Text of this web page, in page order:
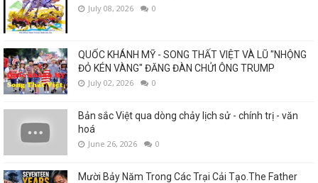
July 08, 2026 0
QUỐC KHÁNH MỸ - SONG THẤT VIỆT VÀ LŨ "NHỘNG
ĐỎ KÉN VÀNG" ĐĂNG ĐÀN CHỬI ÔNG TRUMP
July 02, 2026 0
Bản sắc Việt qua dòng chảy lịch sử - chính trị - văn
hoá
June 26, 2026 0
Mười Bảy Năm Trong Các Trại Cải Tạo.The Father